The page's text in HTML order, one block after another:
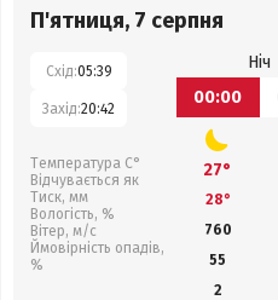
П'ятниця, 7 серпня
Схід:05:39
Захід:20:42
Температура С°
Відчувається як
Тиск, мм
Вологість, %
Вітер, м/с
Ймовірність опадів,
%
Ніч
00:00
27°
28°
760
55
2